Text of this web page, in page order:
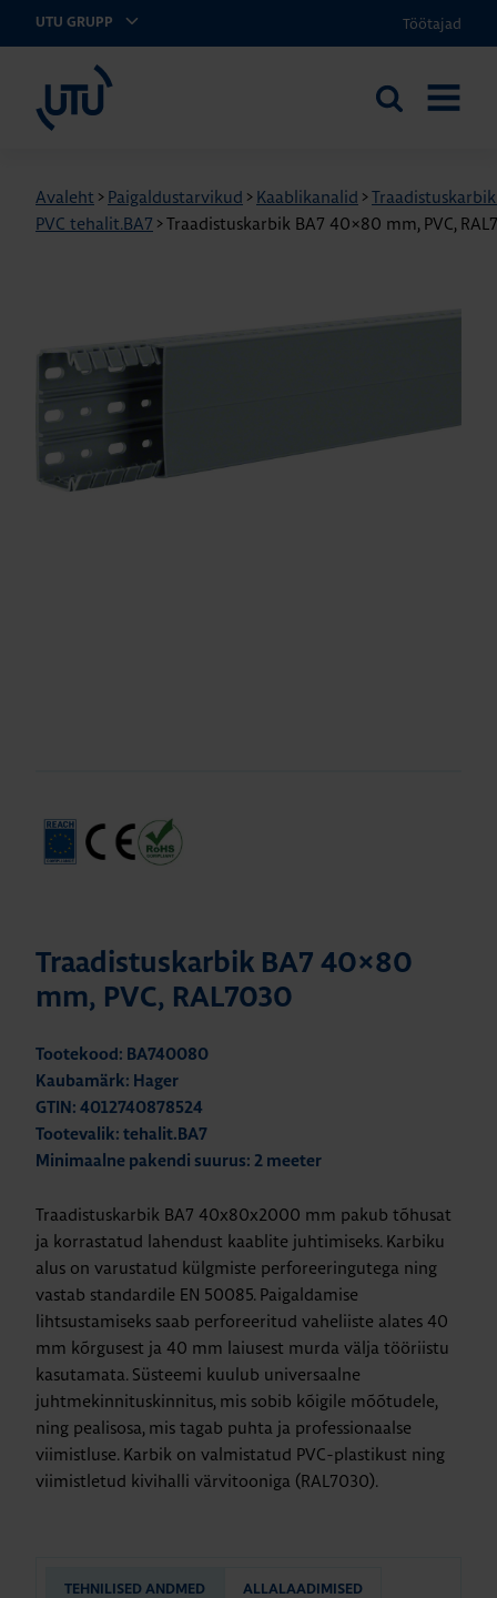
UTU GRUPP Töötajad
Otsi
Avaleht > Paigaldustarvikud > Kaablikanalid >
PVC tehalit.BA7 >Traadistuskarbik BA7 40×80 mm, PVC,
Traadistuskarbik BA7 40×80
mm, PVC, RAL7030
Tootekood: BA740080
Kaubamärk: Hager
GTIN: 4012740878524
Tootevalik: tehalit.BA7
Minimaalne pakendi suurus: 2 meeter
Traadistuskarbik BA7 40x80x2000 mm pakub tõhusat
ja korrastatud lahendust kaablite juhtimiseks. Karbiku
alus on varustatud külgmiste perforeeringutega ning
vastab standardile EN 50085. Paigaldamise
lihtsustamiseks saab perforeeritud vaheliiste alates 40
mm kõrgusest ja 40 mm laiusest murda välja tööriistu
kasutamata. Süsteemi kuulub universaalne
juhtmekinnituskinnitus, mis sobib kõigile mõõtudele,
ning pealisosa, mis tagab puhta ja professionaalse
viimistluse. Karbik on valmistatud PVC-plastikust ning
viimistletud kivihalli värvitooniga (RAL7030).
TEHNILISED ANDMED ALLALAADIMISED